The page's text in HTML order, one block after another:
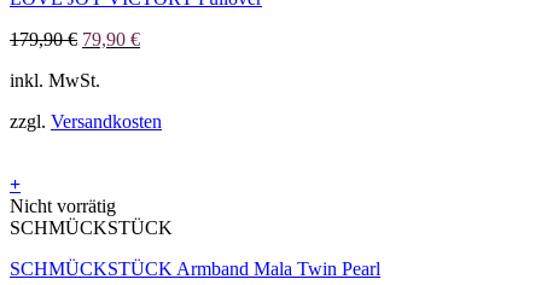
Varianten
Die
können
Produktseite
gewählt
werden
179,90€ Ursprünglicher
war:
79,90 €Aktueller
inkl. MwSt.
zzgl. Versandkosten
+
Nicht vorrätig
SCHMÜCKSTÜCK
SCHMÜCKSTÜCK Armband Mala Twin Pearl